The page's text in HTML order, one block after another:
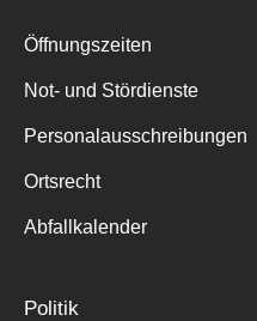
Öffnungszeiten
Not- und Stördienste
Personalausschreibungen
Ortsrecht
Abfallkalender
Politik